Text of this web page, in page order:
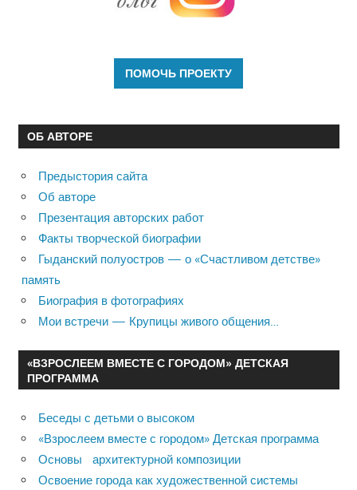
ОБ АВТОРЕ
Предыстория сайта
Об авторе
Презентация авторских работ
Факты творческой биографии
Гыданский полуостров — о «Счастливом детстве»
память
Биография в фотографиях
Мои встречи — Крупицы живого общения…
«ВЗРОСЛЕЕМ ВМЕСТЕ С ГОРОДОМ» ДЕТСКАЯ
ПРОГРАММА
Беседы с детьми о высоком
«Взрослеем вместе с городом» Детская программа
Основы архитектурной композиции
Освоение города как художественной системы